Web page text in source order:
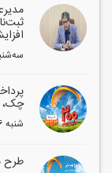
افزایش
1404/1/19
چک،
1404/1/16 شنبه
طرح